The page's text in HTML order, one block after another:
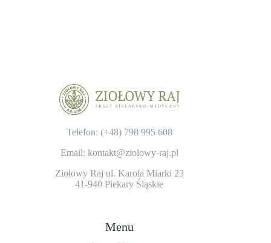
Telefon: (+48) 798 995 608
Email: kontakt@ziolowy-raj.pl
Ziołowy Raj ul. Karola Miarki 23
41-940 Piekary Śląskie
Menu